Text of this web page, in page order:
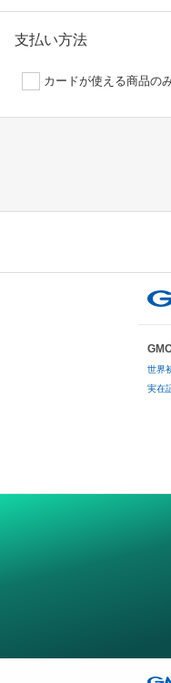
支払い方法
カードが使える商品の
世界
実在